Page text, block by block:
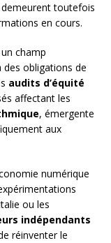
demeurent toutefois
en cours.
champ
des obligations de
audits d’équité
affectant les
, émergente
aux
numérique
ou les
indépendants
réinventer le